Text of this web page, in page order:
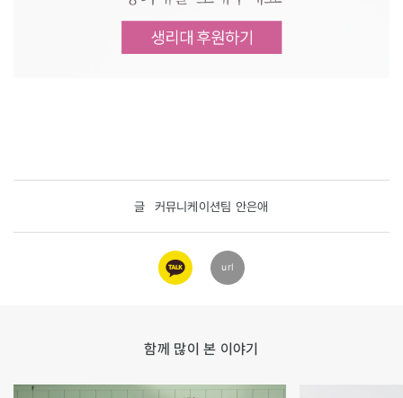
글 커뮤니케이션팀 안은애
카카오
링크
url
함께 많이 본 이야기